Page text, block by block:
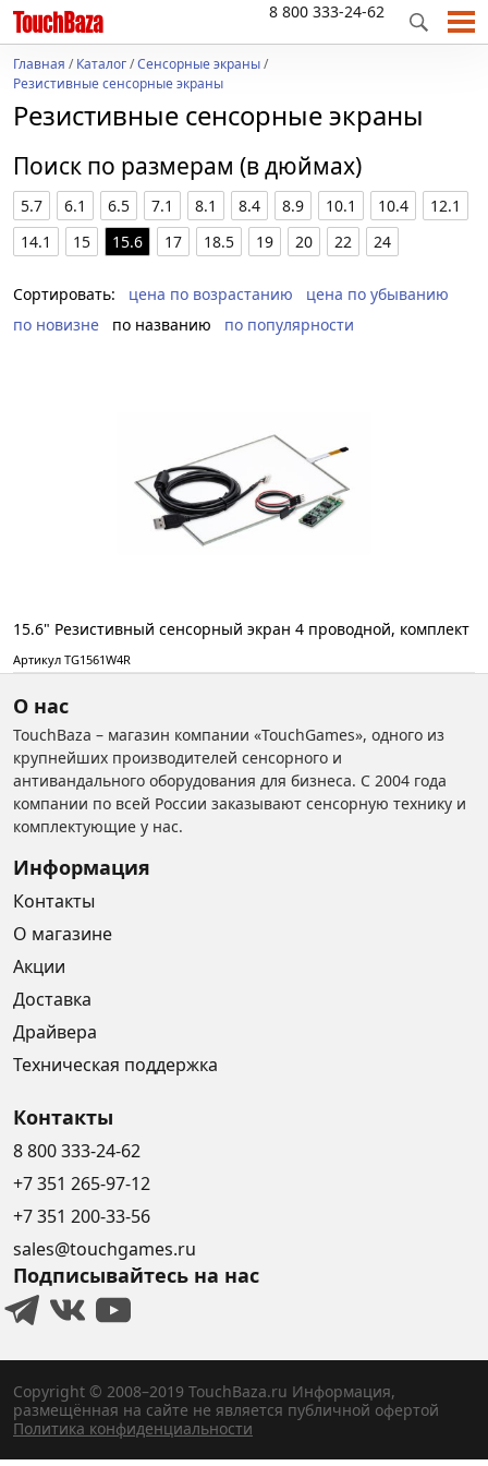
8 800 333-24-62
Главная /Каталог/Сенсорные экраны/
Резистивные сенсорные экраны
Резистивные сенсорные экраны
Поиск по размерам (в дюймах)
5.7 6.1 6.5 7.1 8.1 8.4 8.9 10.1 10.4
12.1
14.1
15 15.6 17 18.5 19 20 22 24
Сортировать: цена по возрастанию
цена по убыванию
по новизне
по названию по популярности
15.6" Резистивный сенсорный экран 4 проводной, комплект
Артикул TG1561W4R
О нас
TouchBaza – магазин компании «TouchGames», одного из
крупнейших производителей сенсорного и
антивандального оборудования для бизнеса. С 2004 года
компании по всей России заказывают сенсорную технику и
комплектующие у нас.
Информация
Контакты
О магазине
Акции
Доставка
Драйвера
Техническая поддержка
Контакты
8 800 333-24-62
+7 351 265-97-12
+7 351 200-33-56
sales@touchgames.ru
Подписывайтесь на нас
Copyright © 2008–2019 TouchBaza.ru Информация,
размещённая на сайте не является публичной офертой
Политика конфиденциальности